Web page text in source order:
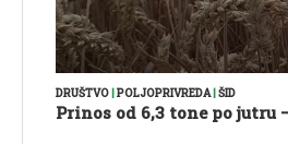
DRUŠTVO POLJOPRIVREDA| ŠID
Prinos od 6,3 tone po jutru